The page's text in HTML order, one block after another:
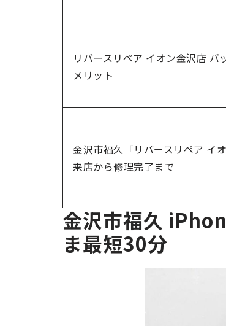
リバースリペア イオン金沢店 バ
メリット
金沢市福久「リバースリペア イ
来店から修理完了まで
金沢市福久
ま最短30分